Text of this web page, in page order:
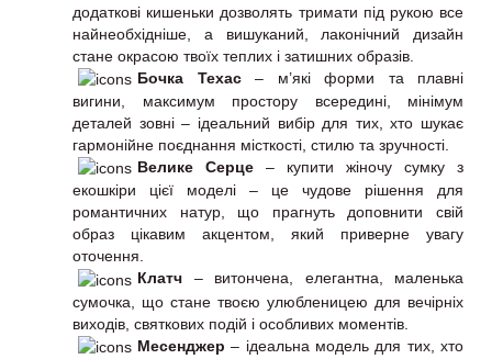
додаткові кишеньки дозволять тримати під рукою все
найнеобхідніше, а вишуканий, лаконічний дизайн
стане окрасою твоїх теплих і затишних образів.
Бочка Техас– м’які форми та плавні
вигини, максимум простору всередині, мінімум
деталей зовні – ідеальний вибір для тих, хто шукає
гармонійне поєднання місткості, стилю та зручності.
Велике Серце – купити жіночу сумку з
екошкіри цієї моделі – це чудове рішення для
романтичних натур, що прагнуть доповнити свій
образ цікавим акцентом, який приверне увагу
оточення.
Клатч
– витончена, елегантна, маленька
сумочка, що стане твоєю улюбленицею для вечірніх
виходів, святкових подій і особливих моментів.
Месенджер – ідеальна модель для тих, хто